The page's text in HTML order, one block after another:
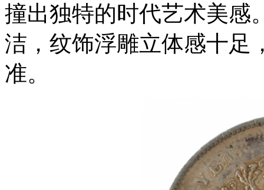
撞出独特的时代艺术美感
洁，纹饰浮雕立体感十足
准。